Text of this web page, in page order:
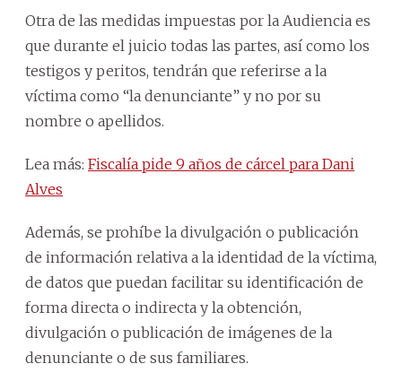
Otra de las medidas impuestas por la Audiencia es
que durante el juicio todas las partes, así como los
testigos y peritos, tendrán que referirse a la
víctima como “la denunciante” y no por su
nombre o apellidos.
Lea más: Fiscalía pide 9 años de cárcel para Dani
Alves
Además, se prohíbe la divulgación o publicación
de información relativa a la identidad de la víctima,
de datos que puedan facilitar su identificación de
forma directa o indirecta y la obtención,
divulgación o publicación de imágenes de la
denunciante o de sus familiares.